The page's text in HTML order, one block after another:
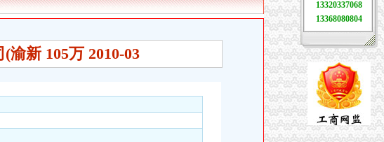
新 105万 2010-03
13320337068
13368080804